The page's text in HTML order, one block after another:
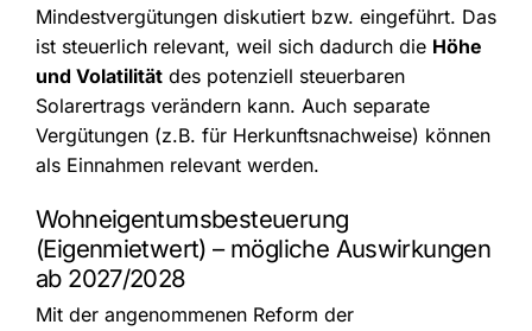
Mindestvergütungen diskutiert bzw. eingeführt. Das
ist steuerlich relevant, weil sich dadurch die Höhe
und Volatilitätdes potenziell steuerbaren
Solarertrags verändern kann. Auch separate
Vergütungen (z.B. für Herkunftsnachweise) können
als Einnahmen relevant werden.
Wohneigentumsbesteuerung
(Eigenmietwert) – mögliche Auswirkungen
ab 2027/2028
Mit der angenommenen Reform der